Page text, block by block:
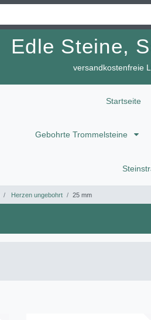
Edle Steine,
versandkostenfreie
Startseite
Gebohrte Trommelsteine
Herzen ungebohrt 25 mm